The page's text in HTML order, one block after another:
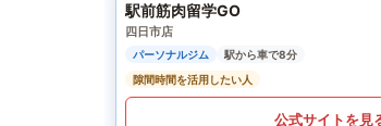
駅前筋肉留学GO
四日市店
パーソナルジム
駅から車で8分
隙間時間を活用したい人
公式サイトを見